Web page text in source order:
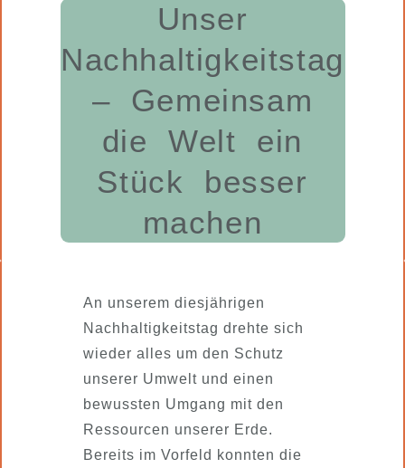
Unser
Nachhaltigkeitstag
– Gemeinsam
die Welt ein
Stück besser
machen
An unserem diesjährigen
Nachhaltigkeitstag drehte sich
wieder alles um den Schutz
unserer Umwelt und einen
bewussten Umgang mit den
Ressourcen unserer Erde.
Bereits im Vorfeld konnten die